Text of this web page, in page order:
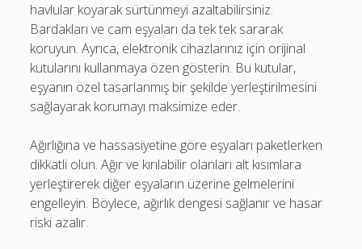
havlular koyarak sürtünmeyi azaltabilirsiniz.
Bardakları ve cam eşyaları da tek tek sararak
koruyun. Ayrıca, elektronik cihazlarınız için orijinal
kutularını kullanmaya özen gösterin. Bu kutular,
eşyanın özel tasarlanmış bir şekilde yerleştirilmesini
sağlayarak korumayı maksimize eder.
Ağırlığına ve hassasiyetine göre eşyaları paketlerken
dikkatli olun. Ağır ve kırılabilir olanları alt kısımlara
yerleştirerek diğer eşyaların üzerine gelmelerini
engelleyin. Böylece, ağırlık dengesi sağlanır ve hasar
riski azalır.